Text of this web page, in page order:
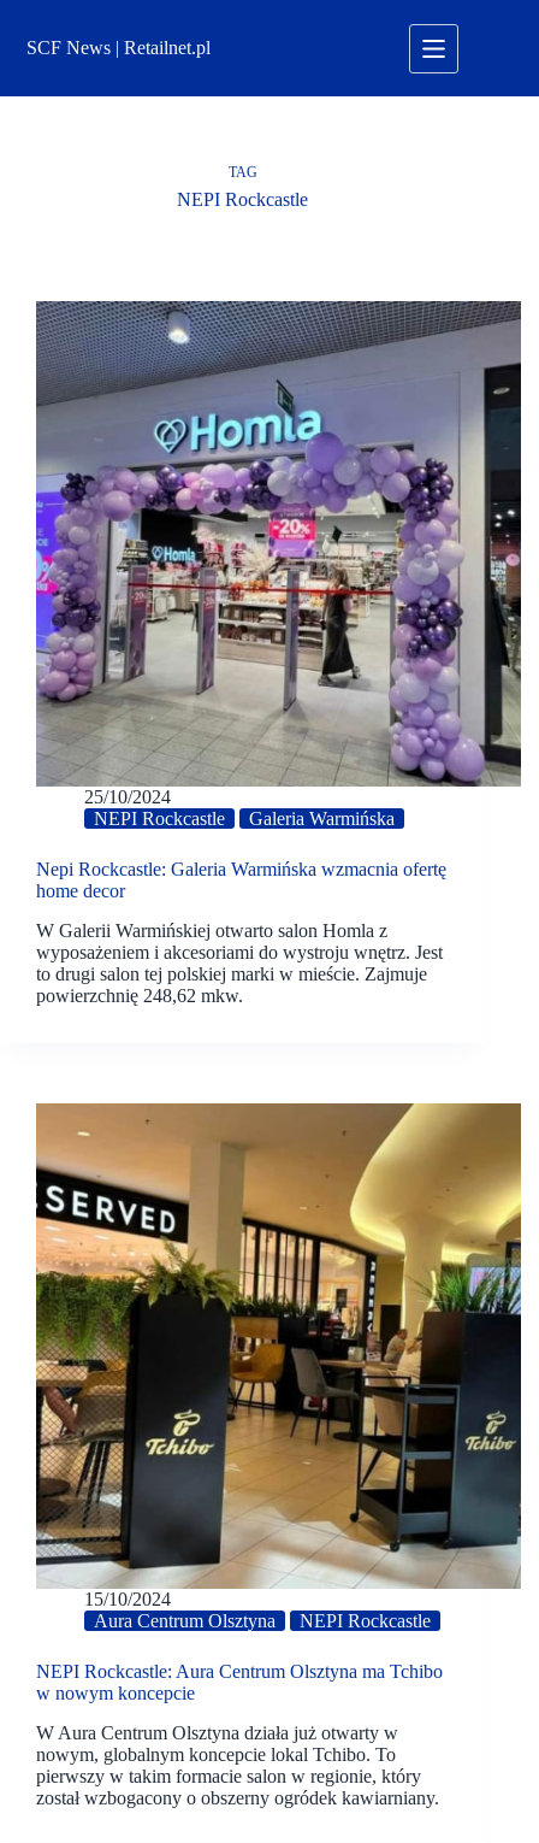
treściSCF News | Retailnet.pl
TAG
NEPI Rockcastle
25/10/2024
NEPI Rockcastle
Galeria Warmińska
Nepi Rockcastle: Galeria Warmińska wzmacnia ofertę
home decor
W Galerii Warmińskiej otwarto salon Homla z
wyposażeniem i akcesoriami do wystroju wnętrz. Jest
to drugi salon tej polskiej marki w mieście. Zajmuje
powierzchnię 248,62 mkw.
15/10/2024
Aura Centrum Olsztyna
NEPI Rockcastle
NEPI Rockcastle: Aura Centrum Olsztyna ma Tchibo
w nowym koncepcie
W Aura Centrum Olsztyna działa już otwarty w
nowym, globalnym koncepcie lokal Tchibo. To
pierwszy w takim formacie salon w regionie, który
został wzbogacony o obszerny ogródek kawiarniany.